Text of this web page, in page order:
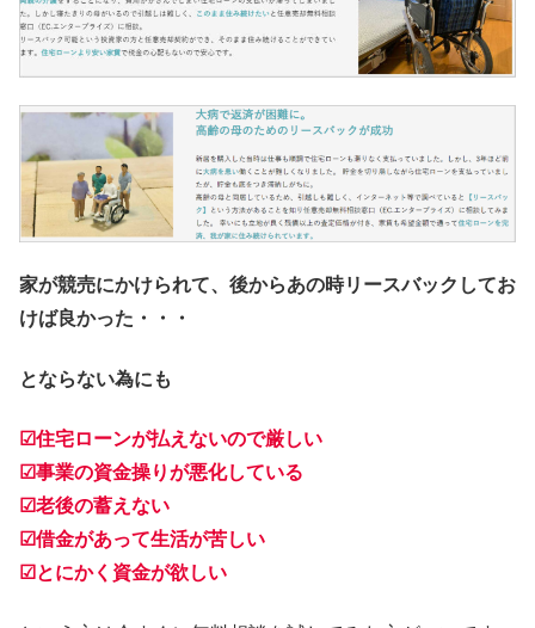
家が競売にかけられて、後からあの時リースバックしてお
けば良かった・・・
とならない為にも
☑住宅ローンが払えないので厳しい
☑事業の資金操りが悪化している
☑老後の蓄えない
☑借金があって生活が苦しい
☑とにかく資金が欲しい